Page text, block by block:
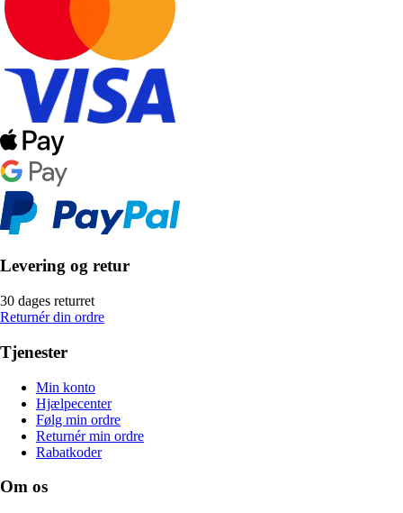
Levering og retur
30 dages returret
Returnér din ordre
Tjenester
Min konto
Hjælpecenter
Følg min ordre
Returnér min ordre
Rabatkoder
Om os